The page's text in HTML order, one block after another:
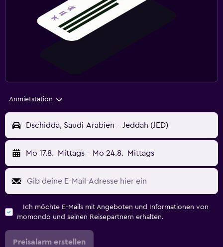
Anmietstation
Dschidda, Saudi-Arabien - Jeddah (JED)
Mo 17.8. Mittags - Mo 24.8. Mittags
Ich möchte E-Mails mit Angeboten und Informationen von
momondo und seinen Reisepartnern erhalten.
Preisalarm erstellen